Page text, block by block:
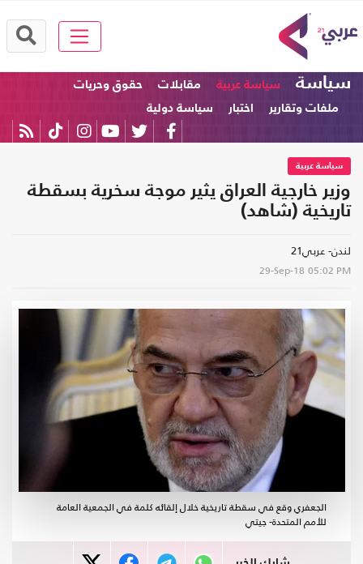
سياسة سياسة عربية مقابلات
حقوق وحريات
ملفات وتقارير
اختبار سياسة دولية
سياسة عربية
وزير خارجية العراق يثير موجة سخرية بسقطة
تاريخية (شاهد)
لندن- عربي21
29-Sep-18 05:02 PM
الجعفري وقع في سقطة تاريخية خلال إلقائه كلمة في الجمعية العامة
للأمم المتحدة- جيتي